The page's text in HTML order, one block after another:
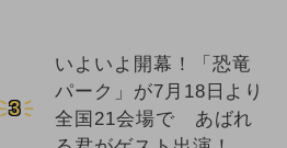
3
いよいよ開幕！「恐竜
パーク」が7月18日より
全国21会場で あばれ